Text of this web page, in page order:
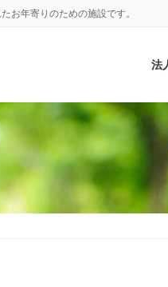
お年寄りのための施設です。
法